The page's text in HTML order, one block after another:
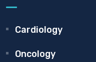
Cardiology
Oncology